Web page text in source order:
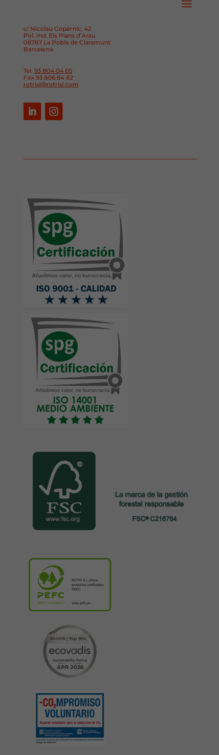
c/ Nicolau Copèrnic, 42
Pol. Ind. Els Plans d’Arau
08787 La Pobla de Claramunt
Barcelona
Tel. 93 804 04 05
Fax 93 806 84 82
rotrisl@rotrisl.com